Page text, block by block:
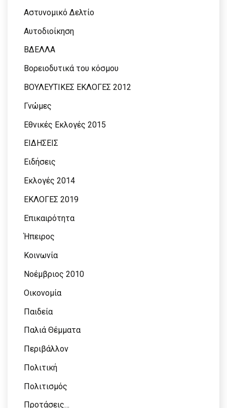
Αστυνομικό Δελτίο
Αυτοδιοίκηση
ΒΔΕΛΛΑ
Βορειοδυτικά του κόσμου
ΒΟΥΛΕΥΤΙΚΕΣ ΕΚΛΟΓΕΣ 2012
Γνώμες
Εθνικές Εκλογές 2015
ΕΙΔΗΣΕΙΣ
Ειδήσεις
Εκλογές 2014
ΕΚΛΟΓΕΣ 2019
Επικαιρότητα
Ήπειρος
Κοινωνία
Νοέμβριος 2010
Οικονομία
Παιδεία
Παλιά Θέμματα
Περιβάλλον
Πολιτική
Πολιτισμός
Προτάσεις…